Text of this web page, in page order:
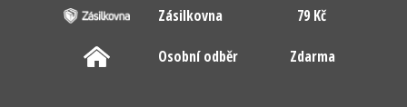
Zásilkovna
79 Kč
Osobní odběr Zdarma